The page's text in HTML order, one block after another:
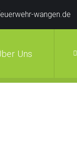
wangen.de
Uns